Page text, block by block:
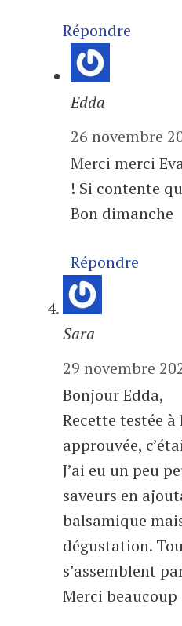
Répondre
Edda
26 novembre
Merci merci
! Si contente
Bon dimanche
Répondre
Sara
29 novembre
Bonjour Edda,
Recette testée
approuvée,
J’ai eu un peu
saveurs en
balsamique
dégustation.
s’assemblent
Merci beaucoup